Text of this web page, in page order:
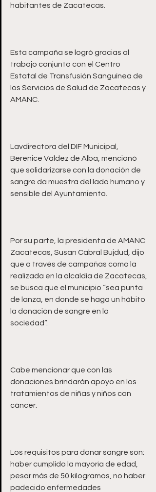
Esta campaña se logró gracias al
trabajo conjunto con el Centro
Estatal de Transfusión Sanguínea de
los Servicios de Salud de Zacatecas y
Lavdirectora del DIF Municipal,
Berenice Valdez de Alba, mencionó
que solidarizarse con la donación de
sangre da muestra del lado humano y
Por su parte, la presidenta de AMANC
Zacatecas, Susan Cabral Bujdud, dijo
que a través de campañas como la
realizada en la alcaldía de Zacatecas,
se busca que el municipio “sea punta
de lanza, en donde se haga un hábito
la donación de sangre en la
Cabe mencionar que con las
donaciones brindarán apoyo en los
tratamientos de niñas y niños con
Los requisitos para donar sangre son:
haber cumplido la mayoría de edad,
pesar más de 50 kilogramos, no haber
padecido enfermedades